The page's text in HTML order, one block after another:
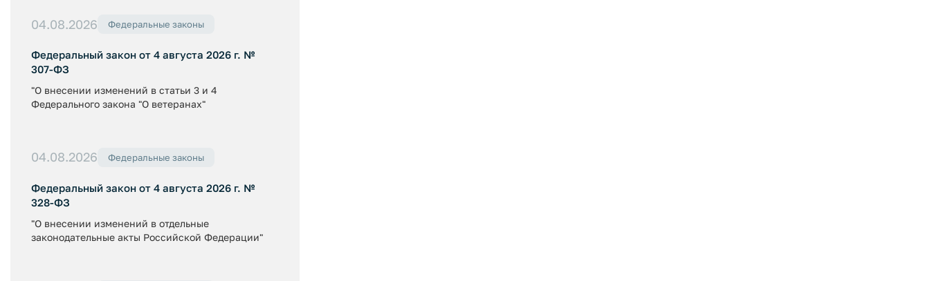
04.08.2026 Федеральные законы
Федеральный закон от 4 августа 2026 г. №
307-ФЗ
"О внесении изменений в статьи 3 и 4
Федерального закона "О ветеранах"
04.08.2026 Федеральные законы
Федеральный закон от 4 августа 2026 г. №
328-ФЗ
"О внесении изменений в отдельные
законодательные акты Российской Федерации"